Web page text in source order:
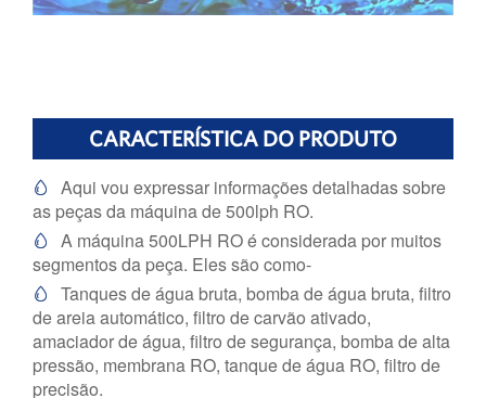
CARACTERÍSTICA DO PRODUTO

Aqui vou expressar informações detalhadas sobre
as peças da máquina de 500lph RO.

A máquina 500LPH RO é considerada por muitos
segmentos da peça. Eles são como-

Tanques de água bruta, bomba de água bruta, filtro
de areia automático, filtro de carvão ativado,
amaciador de água, filtro de segurança, bomba de alta
pressão, membrana RO, tanque de água RO, filtro de
precisão.